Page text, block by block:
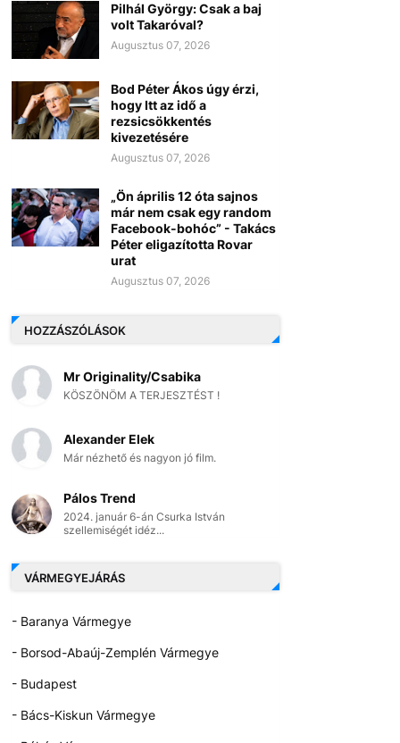
Pilhál György: Csak a baj
volt Takaróval?
Augusztus 07, 2026
Bod Péter Ákos úgy érzi,
hogy Itt az idő a
rezsicsökkentés
kivezetésére
Augusztus 07, 2026
„Ön április 12 óta sajnos
már nem csak egy random
Facebook-bohóc” - Takács
Péter eligazította Rovar
urat
Augusztus 07, 2026
HOZZÁSZÓLÁSOK
Mr Originality/Csabika
KÖSZÖNÖM A TERJESZTÉST !
Alexander Elek
Már nézhető és nagyon jó film.
Pálos Trend
2024. január 6-án Csurka István
szellemiségét idéz...
VÁRMEGYEJÁRÁS
- Baranya Vármegye
- Borsod-Abaúj-Zemplén Vármegye
- Budapest
- Bács-Kiskun Vármegye